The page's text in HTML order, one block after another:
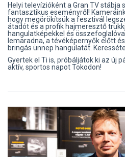
Helyi televízióként a Gran TV stábja
fantasztikus eseményről!
hogy megörökítsük a fesztivál
átadót és a profik hajmeresztő
hangulatképekkel és
lemaradna, a tévéképernyők előtt
bringás ünnep hangulatát.
Gyertek el Ti is, próbáljátok ki az új
aktív, sportos napot Tokodon!